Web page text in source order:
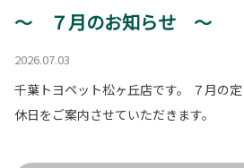
～ ７月のお知らせ ～
2026.07.03
千葉トヨペット松ヶ丘店です。 ７月の定
休日をご案内させていただきます。